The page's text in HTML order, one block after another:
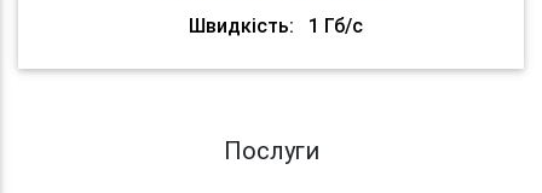
Швидкість:
1 Гб/с
Послуги